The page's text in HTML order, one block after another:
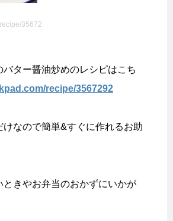
35672
バター醤油炒めのレシピはこち
recipe/3567292
けなので簡単&すぐに作れるお助
ときやお弁当のおかずにいかが